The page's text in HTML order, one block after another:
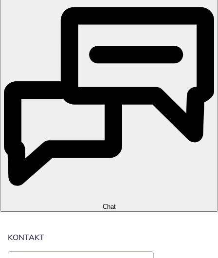
Chat
KONTAKT